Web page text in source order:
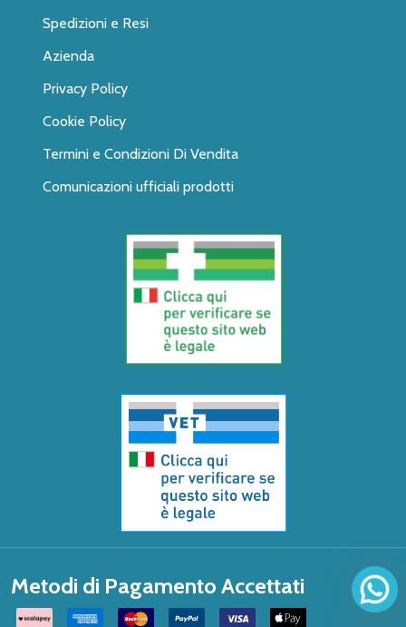
Spedizioni e Resi
Azienda
Privacy Policy
Cookie Policy
Termini e Condizioni Di Vendita
Comunicazioni ufficiali prodotti
Metodi di Pagamento Accettati